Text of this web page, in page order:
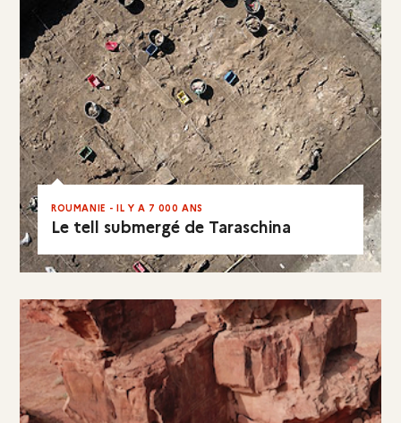
Le tell submergé de Taraschina
ROUMANIE - IL Y A 7 000 ANS
EN RÉSUMÉ